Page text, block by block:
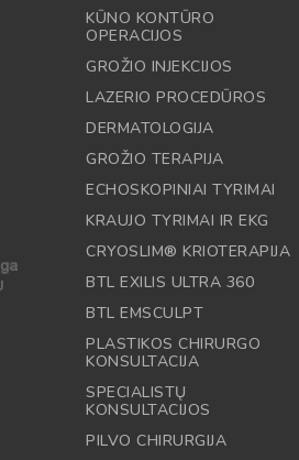
KŪNO KONTŪRO
OPERACIJOS
GROŽIO INJEKCIJOS
LAZERIO PROCEDŪROS
DERMATOLOGIJA
GROŽIO TERAPIJA
ECHOSKOPINIAI TYRIMAI
KRAUJO TYRIMAI IR EKG
CRYOSLIM® KRIOTERAPIJA
BTL EXILIS ULTRA 360
BTL EMSCULPT
PLASTIKOS CHIRURGO
KONSULTACIJA
SPECIALISTŲ
KONSULTACIJOS
PILVO CHIRURGIJA